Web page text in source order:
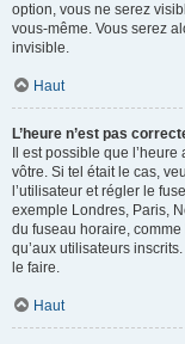
option, vous ne serez
vous-même. Vous serez
invisible.
Haut
L’heure n’est pas
Il est possible que
vôtre. Si tel était le cas,
l’utilisateur et régler le
exemple Londres, Paris,
du fuseau horaire,
qu’aux utilisateurs
le faire.
Haut